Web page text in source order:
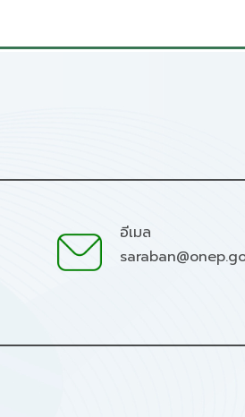
อีเมล